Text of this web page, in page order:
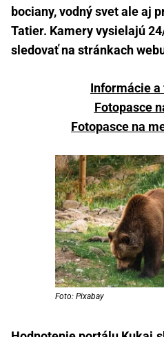
bociany, vodný svet ale aj
Tatier. Kamery vysielajú
sledovať na stránkach
Informácie a
Fotopasce
Fotopasce na
Foto: Pixabay